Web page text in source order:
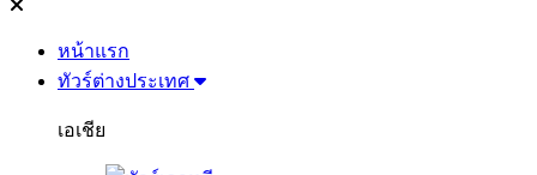
หน้าแรก
ทัวร์ต่างประเทศ
เอเชีย